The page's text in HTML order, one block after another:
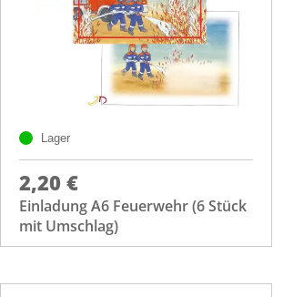
Lager
2,20 €
Einladung A6 Feuerwehr (6 Stück
mit Umschlag)